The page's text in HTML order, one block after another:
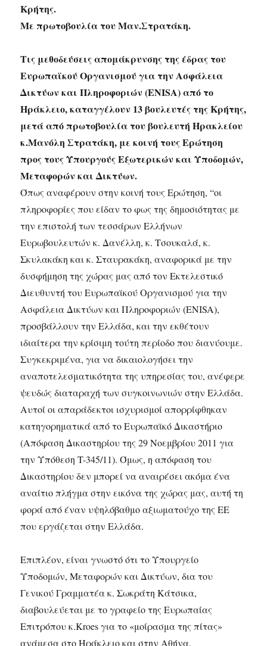
Κρήτης.
Με πρωτοβουλία του Μαν.Στρατάκη.
Τις μεθοδεύσεις απομάκρυνσης της έδρας του
Ευρωπαϊκού Οργανισμού για την Ασφάλεια
Δικτύων και Πληροφοριών (ENISA) από το
Ηράκλειο, καταγγέλουν 13 βουλευτές της Κρήτης,
μετά από πρωτοβουλία του βουλευτή Ηρακλείου
κ.Μανόλη Στρατάκη, με κοινή τους Ερώτηση
προς τους Υπουργούς Εξωτερικών και Υποδομών,
Μεταφορών και Δικτύων.
Όπως αναφέρουν στην κοινή τους Ερώτηση, “οι
πληροφορίες που είδαν το φως της δημοσιότητας με
την επιστολή των τεσσάρων Ελλήνων
Ευρωβουλευτών κ. Δανέλλη, κ. Τσουκαλά, κ.
Σκυλακάκη και κ. Σταυρακάκη, αναφορικά με την
δυσφήμηση της χώρας μας από τον Εκτελεστικό
Διευθυντή του Ευρωπαϊκού Οργανισμού για την
Ασφάλεια Δικτύων και Πληροφοριών (ENISA),
προσβάλλουν την Ελλάδα, και την εκθέτουν
ιδιαίτερα την κρίσιμη τούτη περίοδο που διανύουμε.
Συγκεκριμένα, για να δικαιολογήσει την
αναποτελεσματικότητα της υπηρεσίας του, ανέφερε
ψευδώς διαταραχή των συγκοινωνιών στην Ελλάδα.
Αυτοί οι απαράδεκτοι ισχυρισμοί απορρίφθηκαν
κατηγορηματικά από το Ευρωπαϊκό Δικαστήριο
(Απόφαση Δικαστηρίου της 29 Νοεμβρίου 2011 για
την Υπόθεση T-345/11). Όμως, η απόφαση του
Δικαστηρίου δεν μπορεί να αναιρέσει ακόμα ένα
αναίτιο πλήγμα στην εικόνα της χώρας μας, αυτή τη
φορά από έναν υψηλόβαθμο αξιωματούχο της ΕΕ
που εργάζεται στην Ελλάδα.
Επιπλέον, είναι γνωστό ότι το Υπουργείο
Υποδομών, Μεταφορών και Δικτύων, δια του
Γενικού Γραμματέα κ. Σωκράτη Κάτσικα,
διαβουλεύεται με το γραφείο της Ευρωπαίας
Επιτρόπου κ.Kroes για το «μοίρασμα της πίτας»
ανάμεσα στο Ηράκλειο και στην Αθήνα.